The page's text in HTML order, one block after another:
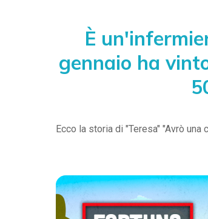
È
gennaio ha
Ecco la storia di "Teresa" "Avrò